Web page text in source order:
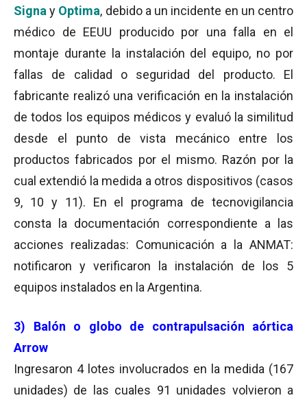
Signa y Optima, debido a un incidente en un centro
médico de EEUU producido por una falla en el
montaje durante la instalación del equipo, no por
fallas de calidad o seguridad del producto. El
fabricante realizó una verificación en la instalación
de todos los equipos médicos y evaluó la similitud
desde el punto de vista mecánico entre los
productos fabricados por el mismo. Razón por la
cual extendió la medida a otros dispositivos (casos
9, 10 y 11). En el programa de tecnovigilancia
consta la documentación correspondiente a las
acciones realizadas: Comunicación a la ANMAT:
notificaron y verificaron la instalación de los 5
equipos instalados en la Argentina.
3) Balón o globo de contrapulsación aórtica
Arrow
Ingresaron 4 lotes involucrados en la medida (167
unidades) de las cuales 91 unidades volvieron a